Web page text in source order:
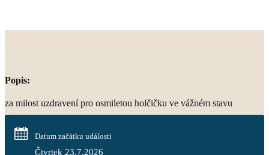
Popis:
za milost uzdravení pro osmiletou holčičku ve vážném stavu
Datum začátku události
Čtvrtek 23.7.2026